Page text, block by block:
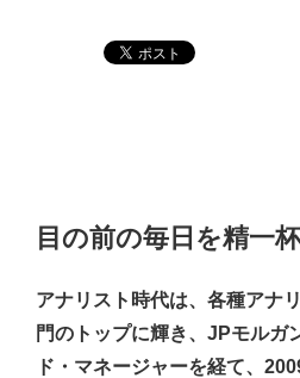
目の前の毎日を精一
アナリスト時代は、各種アナ
門のトップに輝き、JPモルガ
ド・マネージャーを経て、